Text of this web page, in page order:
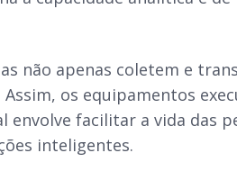
não apenas coletem e
os equipamentos
facilitar a vida das
inteligentes.